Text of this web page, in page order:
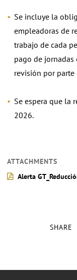
SHARE
Se incluye la
empleadoras de
trabajo de cada
pago de jornadas
revisión por parte
Se espera que la
2026.
ATTACHMENTS
Alerta